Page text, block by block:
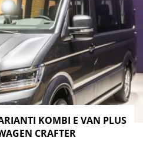
KOMBI E VAN PLUS
CRAFTER